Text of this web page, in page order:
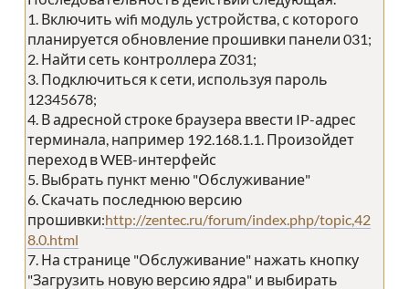
1. Включить wifi модуль устройства, с которого
планируется обновление прошивки панели 031;
2. Найти сеть контроллера Z031;
3. Подключиться к сети, используя пароль
12345678;
4. В адресной строке браузера ввести IP-адрес
терминала, например 192.168.1.1. Произойдет
переход в WEB-интерфейс
5. Выбрать пункт меню "Обслуживание"
6. Скачать последнюю версию
прошивки:http://zentec.ru/forum/index.php/topic,42
8.0.html
7. На странице "Обслуживание" нажать кнопку
"Загрузить новую версию ядра" и выбирать